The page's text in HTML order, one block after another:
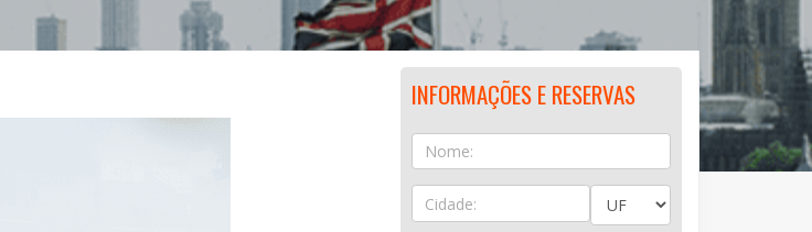
INFORMAÇÕES E RESERVAS